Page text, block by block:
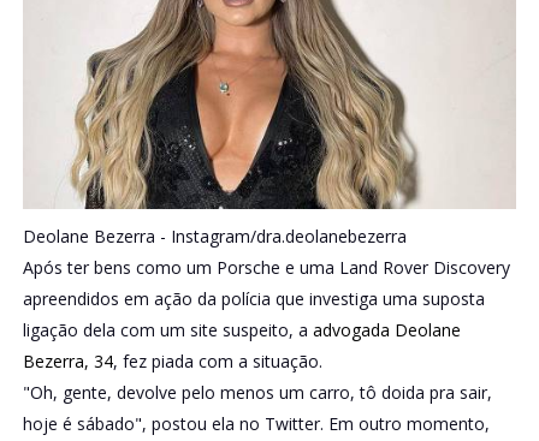
Deolane Bezerra - Instagram/dra.deolanebezerra
Após ter bens como um Porsche e uma Land Rover Discovery
apreendidos em ação da polícia que investiga uma suposta
ligação dela com um site suspeito, a advogada Deolane
Bezerra, 34, fez piada com a situação.
"Oh, gente, devolve pelo menos um carro, tô doida pra sair,
hoje é sábado", postou ela no Twitter. Em outro momento,